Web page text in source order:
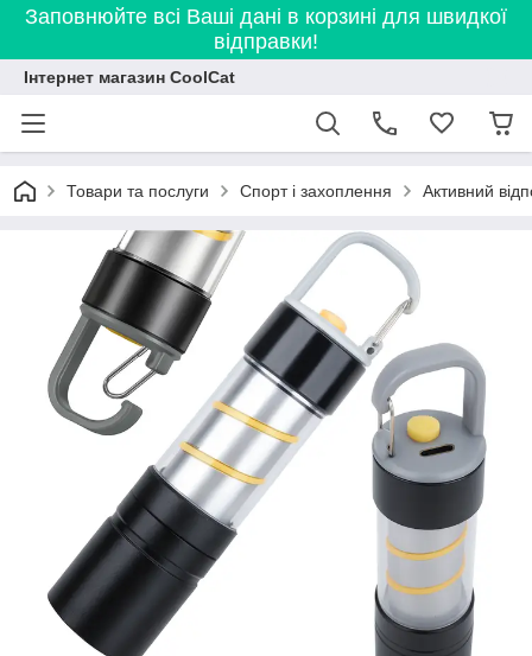
Заповнюйте всі Ваші дані в корзині для швидкої
відправки!
Інтернет магазин CoolCat
Товари та послуги Спорт і захоплення Активний